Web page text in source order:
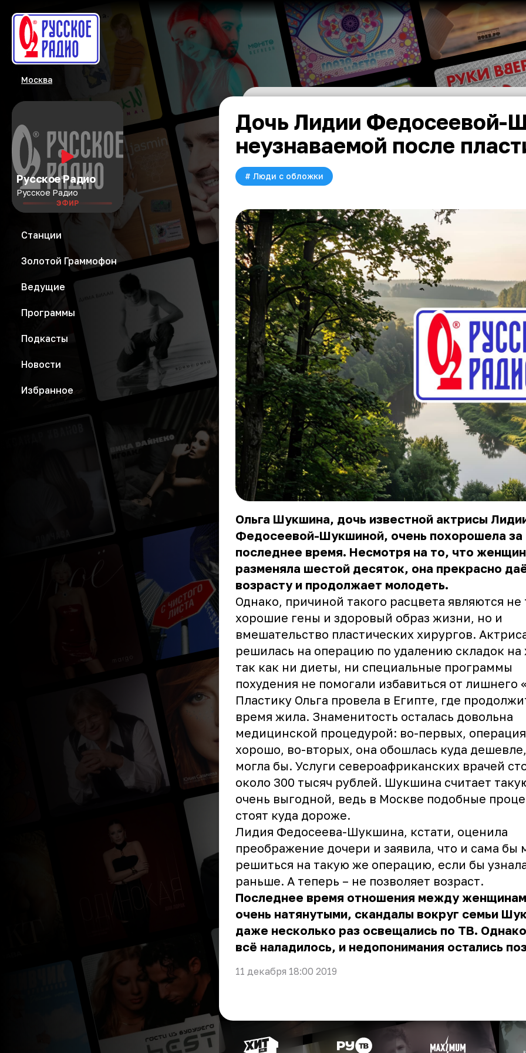
Москва
Русское Радио
Русское Радио
ЭФИР
Станции
Золотой Граммофон
Ведущие
Программы
Подкасты
Новости
Избранное
Дочь Лидии Федосеевой-
неузнаваемой после
# Люди с обложки
Ольга Шукшина, дочь известной актрисы
Федосеевой-Шукшиной, очень похорошела за
последнее время. Несмотря на то, что
разменяла шестой десяток, она прекрасно
возрасту и продолжает молодеть.
Однако, причиной такого расцвета являются не
хорошие гены и здоровый образ жизни, но и
вмешательство пластических хирургов.
решилась на операцию по удалению складок на
так как ни диеты, ни специальные программы
похудения не помогали избавиться от лишнего
Пластику Ольга провела в Египте, где
время жила. Знаменитость осталась довольна
медицинской процедурой: во-первых,
хорошо, во-вторых, она обошлась куда
могла бы. Услуги североафриканских врачей
около 300 тысяч рублей. Шукшина считает
очень выгодной, ведь в Москве подобные
стоят куда дороже.
Лидия Федосеева-Шукшина, кстати, оценила
преображение дочери и заявила, что и сама бы
решиться на такую же операцию, если бы
раньше. А теперь – не позволяет возраст.
Последнее время отношения между
очень натянутыми, скандалы вокруг семьи
даже несколько раз освещались по ТВ.
всё наладилось, и недопонимания остались
11 декабря 18:00 2019